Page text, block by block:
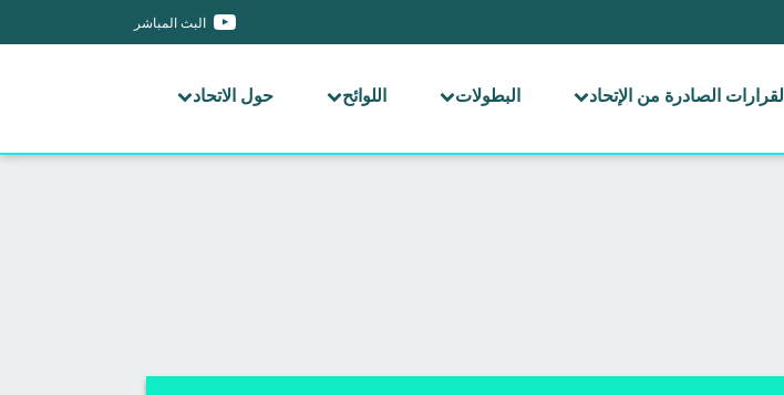
البث المباشر
القرارات الصادرة من الإتحاد البطولات اللوائح حول الاتحاد